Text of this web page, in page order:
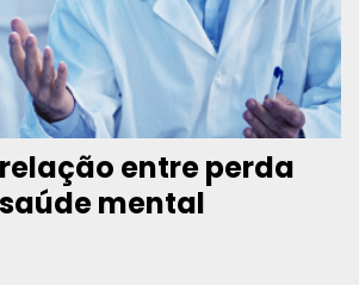
entre perda
mental